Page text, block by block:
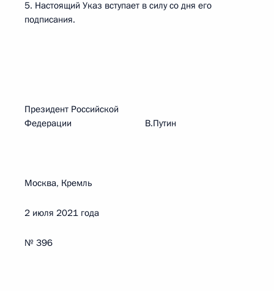
5. Настоящий Указ вступает в силу со дня его
подписания.
Президент Российской
Федерации В.Путин
Москва, Кремль
2 июля 2021 года
№ 396